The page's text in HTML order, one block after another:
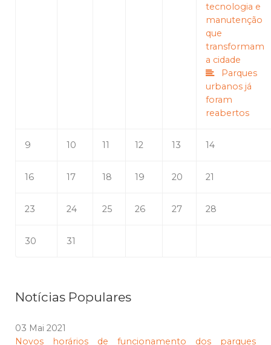
tecnologia e
manutenção
que
transformam
a cidade
Parques
urbanos já
foram
reabertos
9 10 11 12 13 14
16 17 18 19 20 21
23 24 25 26 27 28
30 31
Notícias Populares
03 Mai 2021
Novos horários de funcionamento dos parques